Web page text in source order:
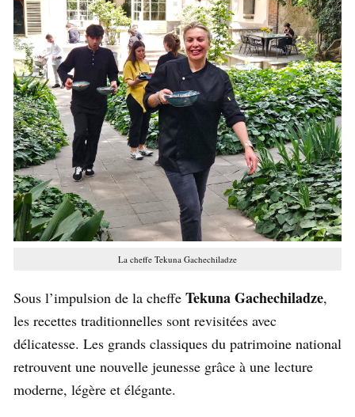
La cheffe Tekuna Gachechiladze
Sous l’impulsion de la cheffe Tekuna Gachechiladze,
les recettes traditionnelles sont revisitées avec
délicatesse. Les grands classiques du patrimoine national
retrouvent une nouvelle jeunesse grâce à une lecture
moderne, légère et élégante.